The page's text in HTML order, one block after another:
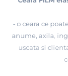
- o ceara ce
anume, axila,
uscata si